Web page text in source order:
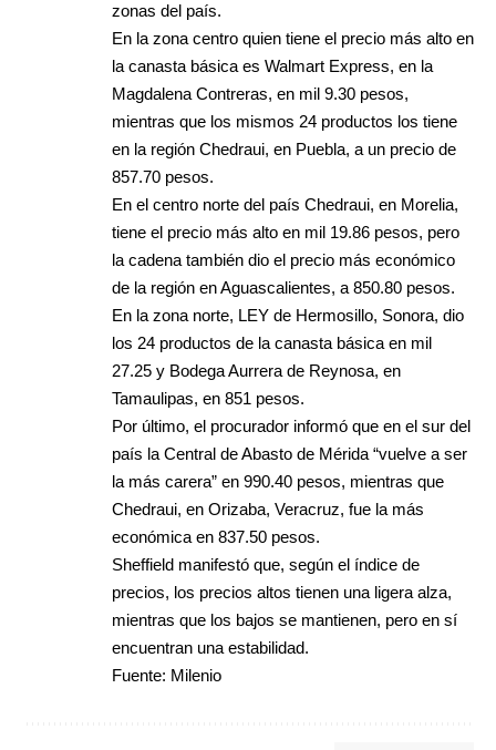
zonas del país.
En la zona centro quien tiene el precio más alto en
la canasta básica es Walmart Express, en la
Magdalena Contreras, en mil 9.30 pesos,
mientras que los mismos 24 productos los tiene
en la región Chedraui, en Puebla, a un precio de
857.70 pesos.
En el centro norte del país Chedraui, en Morelia,
tiene el precio más alto en mil 19.86 pesos, pero
la cadena también dio el precio más económico
de la región en Aguascalientes, a 850.80 pesos.
En la zona norte, LEY de Hermosillo, Sonora, dio
los 24 productos de la canasta básica en mil
27.25 y Bodega Aurrera de Reynosa, en
Tamaulipas, en 851 pesos.
Por último, el procurador informó que en el sur del
país la Central de Abasto de Mérida “vuelve a ser
la más carera” en 990.40 pesos, mientras que
Chedraui, en Orizaba, Veracruz, fue la más
económica en 837.50 pesos.
Sheffield manifestó que, según el índice de
precios, los precios altos tienen una ligera alza,
mientras que los bajos se mantienen, pero en sí
encuentran una estabilidad.
Fuente: Milenio